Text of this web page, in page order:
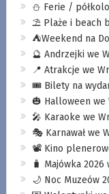
⛄️ Ferie /
⛱️ Plaże i beach
⛺️Weekend na
🔮 Andrzejki we
📍 Atrakcje we
🎟️ Bilety na
🎃 Halloween we
🎤 Karaoke we
🎭 Karnawał we
📽️ Kino
🧳 Majówka 2026
🌙 Noc Muzeów